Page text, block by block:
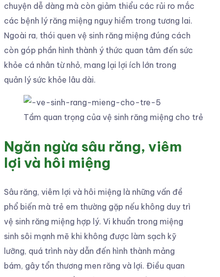
chuyện dễ dàng mà còn giảm thiểu các rủi ro mắc
các bệnh lý răng miệng nguy hiểm trong tương lai.
Ngoài ra, thói quen vệ sinh răng miệng đúng cách
còn góp phần hình thành ý thức quan tâm đến sức
khỏe cá nhân từ nhỏ, mang lại lợi ích lớn trong
quản lý sức khỏe lâu dài.
Tầm quan trọng của vệ sinh răng miệng cho trẻ
Ngăn ngừa sâu răng, viêm
lợi và hôi miệng
Sâu răng, viêm lợi và hôi miệng là những vấn đề
phổ biến mà trẻ em thường gặp nếu không duy trì
vệ sinh răng miệng hợp lý. Vi khuẩn trong miệng
sinh sôi mạnh mẽ khi không được làm sạch kỹ
lưỡng, quá trình này dẫn đến hình thành mảng
bám, gây tổn thương men răng và lợi. Điều quan